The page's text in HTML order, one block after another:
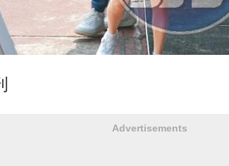
Advertisements